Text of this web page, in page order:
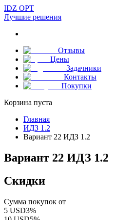
IDZ OPT
Лучшие решения
Отзывы
Цены
Задачники
Контакты
Покупки
Корзина пуста
Главная
ИДЗ 1.2
Вариант 22 ИДЗ 1.2
Вариант 22 ИДЗ 1.2
Скидки
Сумма покупок от
5 USD3%